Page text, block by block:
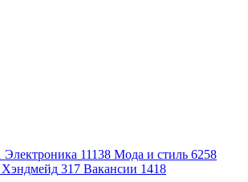
Электроника 11138 Мода и стиль 6258
Хэндмейд 317 Вакансии 1418